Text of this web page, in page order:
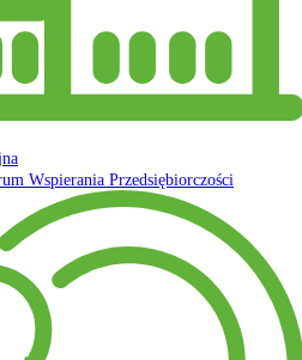
Wspierania Przedsiębiorczości